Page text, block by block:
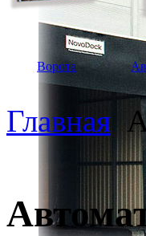
Ворота
Главная